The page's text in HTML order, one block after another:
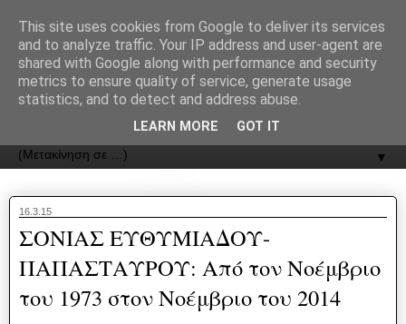
ΟΔΟΣ
▼
16.3.15
ΣΟΝΙΑΣ ΕΥΘΥΜΙΑΔΟΥ-
ΠΑΠΑΣΤΑΥΡΟΥ: Από τον Νοέμβριο
του 1973 στον Νοέμβριο του 2014
This site uses cookies from Google to deliver its services
and to analyze traffic. Your IP address and user-agent are
shared with Google along with performance and security
metrics to ensure quality of service, generate usage
statistics, and to detect and address abuse.
LEARN MORE GOT IT